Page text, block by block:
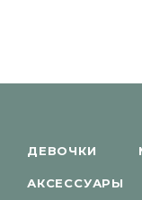
ДЕВОЧКИ
АКСЕССУАРЫ